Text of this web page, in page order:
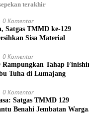
terakhir
0 Komentar
Satgas TMMD ke-129
Sisa Material
0 Komentar
Rampungkan Tahap
Tuha di Lumajang
0 Komentar
Satgas TMMD 129
Benahi Jembatan Warga